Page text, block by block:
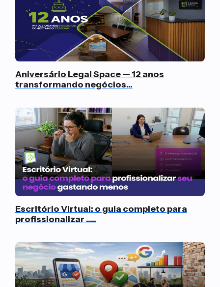
Aniversário Legal Space — 12 anos
transformando negócios...
Escritório Virtual: o guia completo para
profissionalizar .....